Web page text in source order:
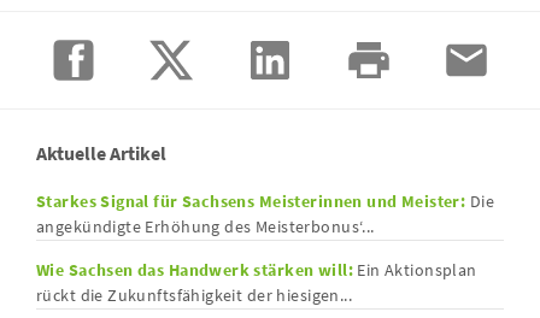
Aktuelle Artikel
Starkes Signal für Sachsens Meisterinnen und Meister: Die
angekündigte Erhöhung des Meisterbonus‘...
Wie Sachsen das Handwerk stärken will:Ein Aktionsplan
rückt die Zukunftsfähigkeit der hiesigen...